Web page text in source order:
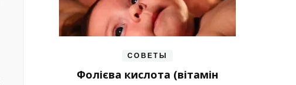
СОВЕТЫ
Фолієва кислота (вітамін